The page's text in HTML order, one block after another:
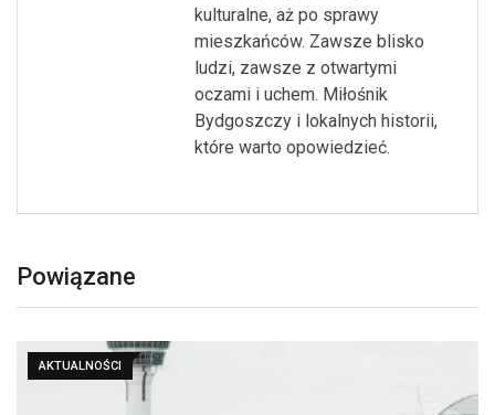
kulturalne, aż po sprawy
mieszkańców. Zawsze blisko
ludzi, zawsze z otwartymi
oczami i uchem. Miłośnik
Bydgoszczy i lokalnych historii,
które warto opowiedzieć.
Powiązane
AKTUALNOŚCI